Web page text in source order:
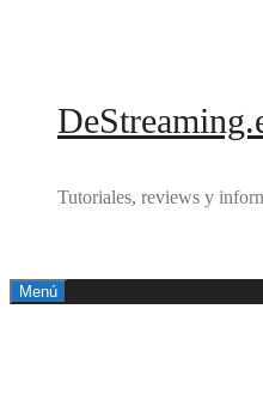
Tutoriales, reviews y
Menú